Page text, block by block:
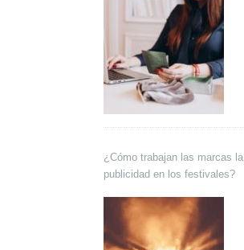
¿Cómo trabajan las marcas la
publicidad en los festivales?